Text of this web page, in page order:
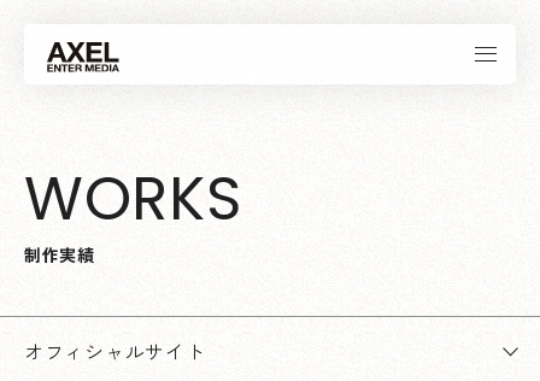
WORKS
制作実績
オフィシャルサイト